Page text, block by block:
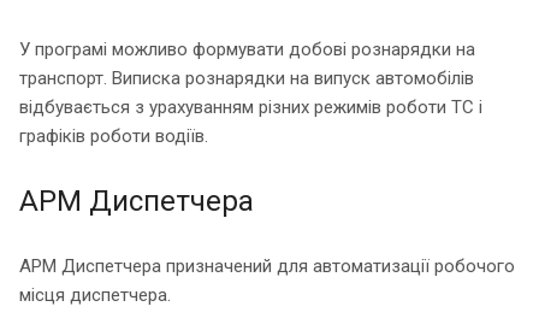
У програмі можливо формувати добові рознарядки на
транспорт. Виписка рознарядки на випуск автомобілів
відбувається з урахуванням різних режимів роботи ТС і
графіків роботи водіїв.
АРМ Диспетчера
АРМ Диспетчера призначений для автоматизації робочого
місця диспетчера.